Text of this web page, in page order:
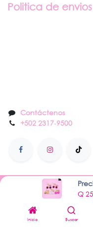
Q
Inicio Buscar
Politica de envios
Contáctenos
+502 2317-9500
Hecho
Con la tecnología